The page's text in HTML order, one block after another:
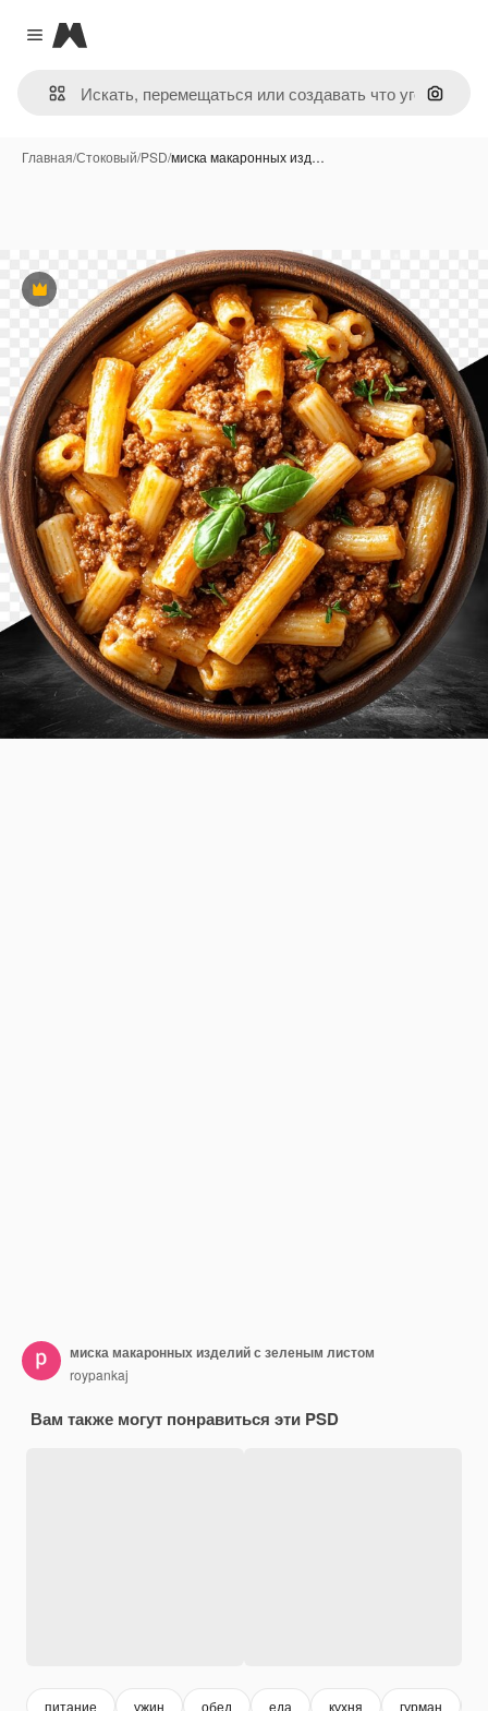
Close menu
Magnific
Поиск
Главная/Стоковый/PSD/миска макаронных изд…
Премиум
миска макаронных изделий с зеленым листом
roypankaj
Вам также могут понравиться эти PSD
питание ужин обед еда кухня гурман